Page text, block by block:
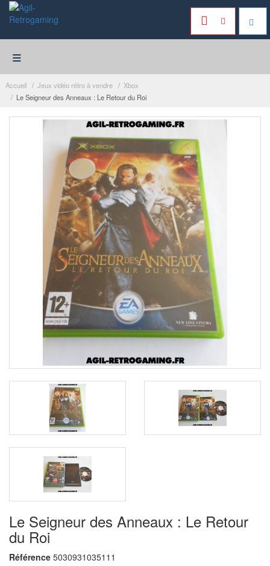
≡
Accueil Jeux vidéo rétro à vendre
Xbox
Le Seigneur des Anneaux : Le Retour du Roi
Le Seigneur des Anneaux : Le Retour
du Roi
Référence 5030931035111